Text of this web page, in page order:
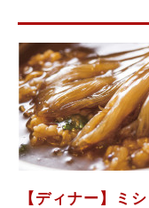
【ディナー】ミ